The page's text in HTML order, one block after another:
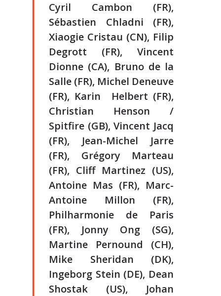
Cyril Cambon (FR),
Sébastien Chladni (FR),
Xiaogie Cristau (CN), Filip
Degrott (FR), Vincent
Dionne (CA), Bruno de la
Salle (FR), Michel Deneuve
(FR), Karin Helbert (FR),
Christian Henson /
Spitfire (GB), Vincent Jacq
(FR), Jean-Michel Jarre
(FR), Grégory Marteau
(FR), Cliff Martinez (US),
Antoine Mas (FR), Marc-
Antoine Millon (FR),
Philharmonie de Paris
(FR), Jonny Ong (SG),
Martine Pernound (CH),
Mike Sheridan (DK),
Ingeborg Stein (DE), Dean
Shostak (US), Johan